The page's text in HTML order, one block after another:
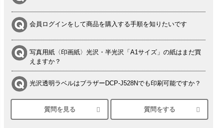
会員ログインをして商品を購入する手順を知りたいです
写真用紙〈印画紙〉光沢・半光沢「A1サイズ」の紙はまだ買
えますか？
光沢透明ラベルはブラザーDCP-J528Nでも印刷可能ですか？
シルバーペーパーにEPSON EP-30VAで印刷するときの設定
は？
質問を見る 質問をする